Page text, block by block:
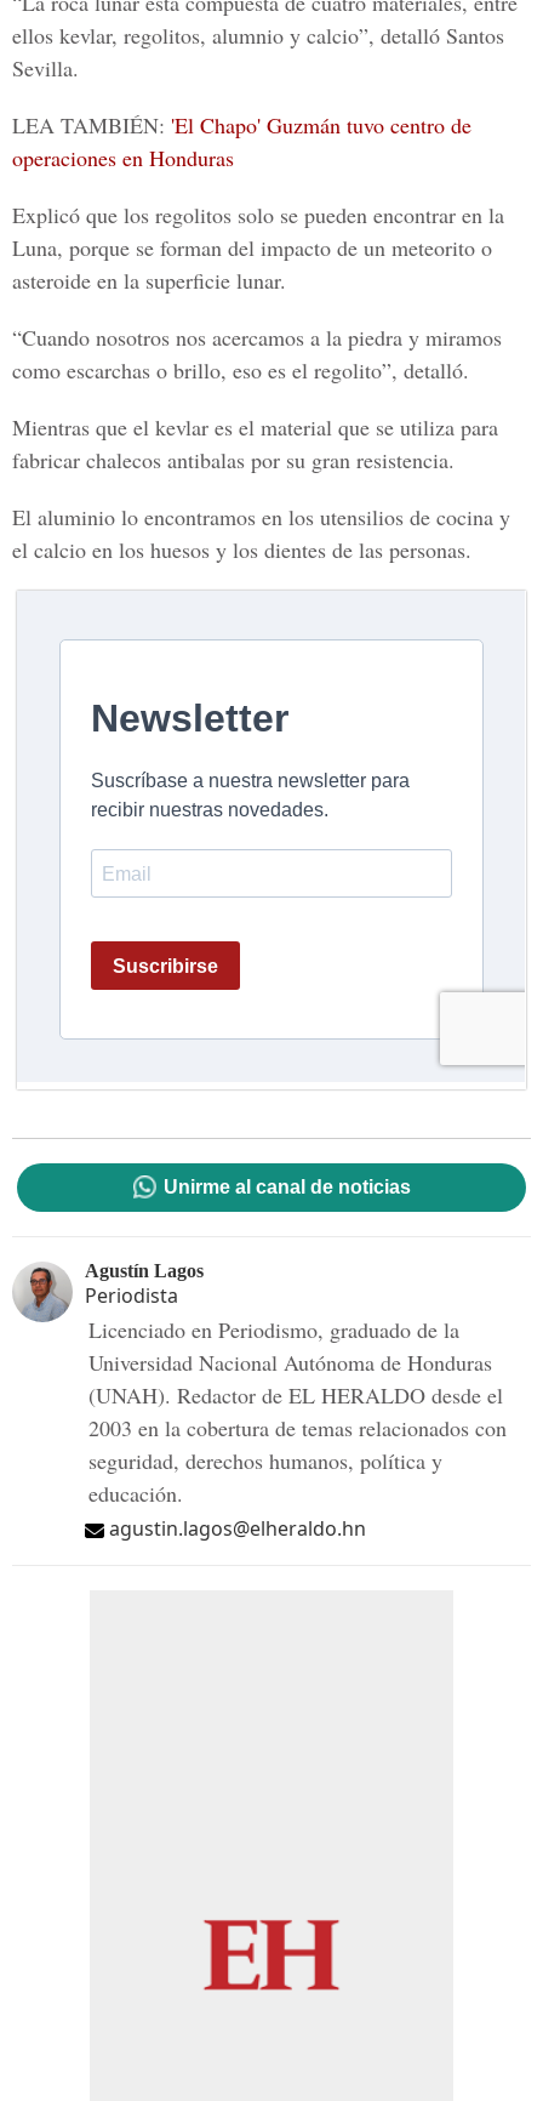
ellos kevlar, regolitos, alumnio y calcio”, detalló Santos
Sevilla.
LEA TAMBIÉN: 'El Chapo' Guzmán tuvo centro de
operaciones en Honduras
Explicó que los regolitos solo se pueden encontrar en la
Luna, porque se forman del impacto de un meteorito o
asteroide en la superficie lunar.
“Cuando nosotros nos acercamos a la piedra y miramos
como escarchas o brillo, eso es el regolito”, detalló.
Mientras que el kevlar es el material que se utiliza para
fabricar chalecos antibalas por su gran resistencia.
El aluminio lo encontramos en los utensilios de cocina y
el calcio en los huesos y los dientes de las personas.
Unirme al canal de noticias
Agustín Lagos
Periodista
Licenciado en Periodismo, graduado de la
Universidad Nacional Autónoma de Honduras
(UNAH). Redactor de EL HERALDO desde el
2003 en la cobertura de temas relacionados con
seguridad, derechos humanos, política y
educación.
agustin.lagos@elheraldo.hn